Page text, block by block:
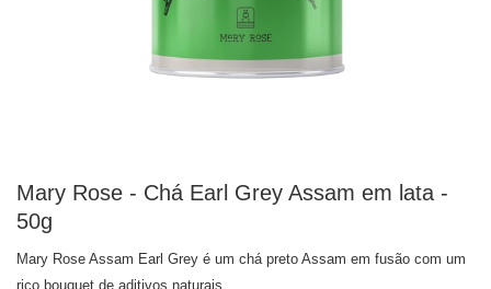
Mary Rose - Chá Earl Grey Assam em lata -
50g
Mary Rose Assam Earl Grey é um chá preto Assam em fusão com um
rico bouquet de aditivos naturais.